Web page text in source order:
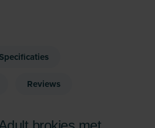
Specificaties
Reviews